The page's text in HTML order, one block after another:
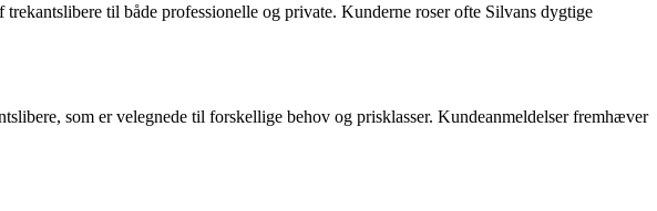
til både professionelle og private. Kunderne roser ofte Silvans dygtige
som er velegnede til forskellige behov og prisklasser. Kundeanmeldelser fremhæver